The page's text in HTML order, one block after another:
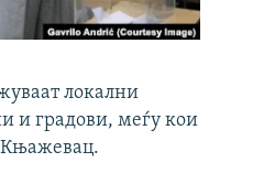
локални
и градови, меѓу кои
Књажевац.